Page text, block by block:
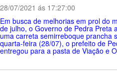
28/07/2021 ás 17:27:00
Em busca de melhorias em prol do
de julho, o Governo de Pedra Preta
uma carreta semirreboque prancha
quarta-feira (28/07), o prefeito de
entregou para a pasta de Viação e